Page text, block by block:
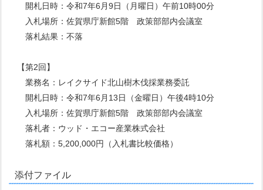
開札日時：令和7年6月9日（月曜日）午前10時00分
入札場所：佐賀県庁新館5階 政策部部内会議室
落札結果：不落
【第2回】
業務名：レイクサイド北山樹木伐採業務委託
開札日時：令和7年6月13日（金曜日）午後4時10分
入札場所：佐賀県庁新館5階 政策部部内会議室
落札者：ウッド・エコー産業株式会社
落札額：5,200,000円（入札書比較価格）
添付ファイル